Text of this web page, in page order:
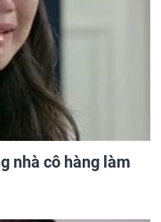
nhà cô hàng làm